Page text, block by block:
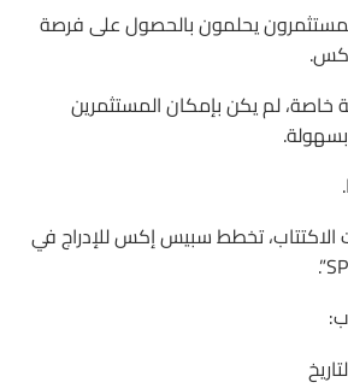
يحلمون بالحصول على فرصة
خاصة، لم يكن بإمكان المستثمرين
الاكتتاب، تخطط سبيس إكس للإدراج في